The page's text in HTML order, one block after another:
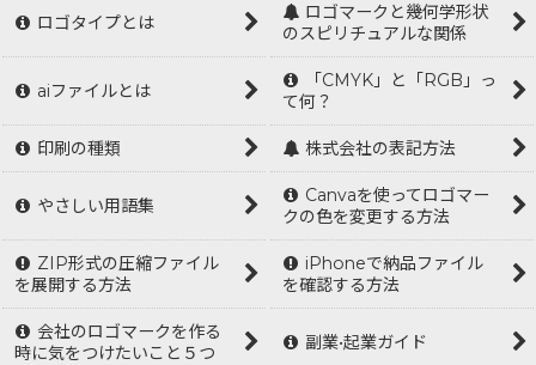
ロゴタイプとは
ロゴマークと幾何学形状
のスピリチュアルな関係
aiファイルとは
「CMYK」と「RGB」っ
て何？
印刷の種類 株式会社の表記方法
やさしい用語集
Canvaを使ってロゴマー
クの色を変更する方法
ZIP形式の圧縮ファイル
を展開する方法
iPhoneで納品ファイル
を確認する方法
会社のロゴマークを作る
時に気をつけたいこと５つ
副業•起業ガイド